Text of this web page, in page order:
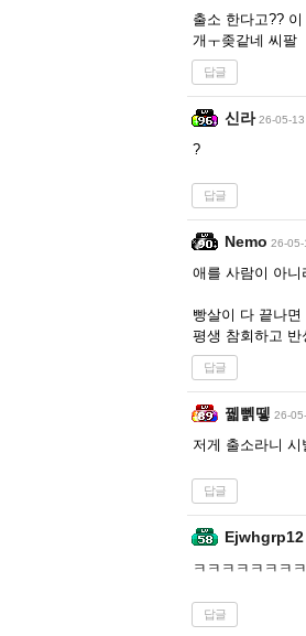
출소 한다고??
개ㅜ좆같네 씨팔
답글
신라 26-05-
?
답글
Nemo 26-
애를 사람이 아
빵살이 다 끝나
평생 참회하고 반
답글
꿻뻵뗗 26-
저게 출소라니 시
답글
Ejwhgrp12
ㅋㅋㅋㅋㅋㅋㅋ
답글